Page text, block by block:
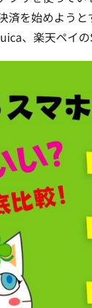
済を始めようと
、楽天ペイ